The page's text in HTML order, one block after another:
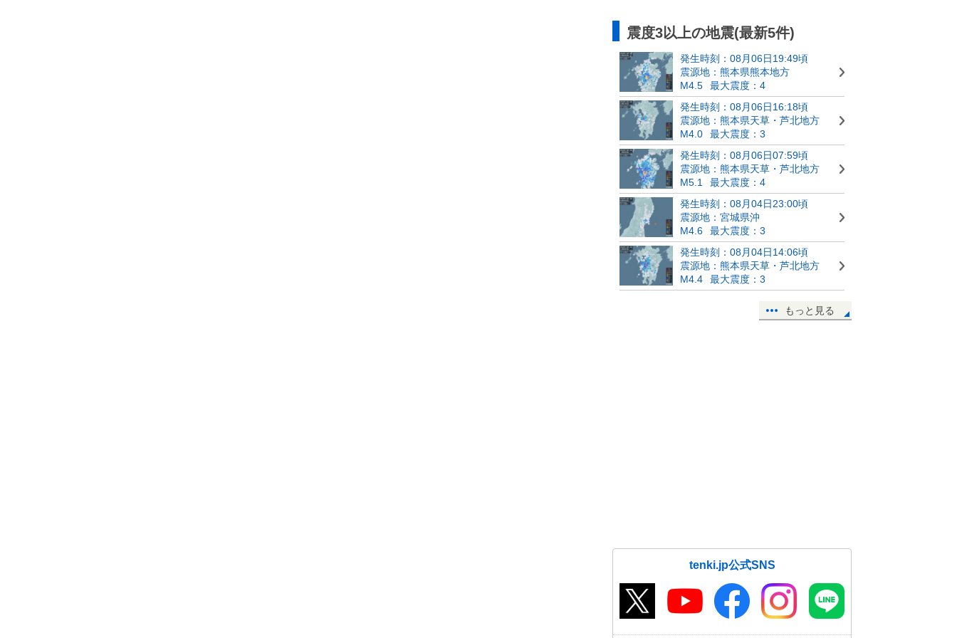
震度3以上の地震(最新5件)
発生時刻：08月06日19:49頃
震源地：熊本県熊本地方
M4.5
最大震度：4
発生時刻：08月06日16:18頃
震源地：熊本県天草・芦北地方
M4.0
最大震度：3
発生時刻：08月06日07:59頃
震源地：熊本県天草・芦北地方
M5.1
最大震度：4
発生時刻：08月04日23:00頃
震源地：宮城県沖
M4.6
最大震度：3
発生時刻：08月04日14:06頃
震源地：熊本県天草・芦北地方
M4.4
最大震度：3
もっと見る
tenki.jp公式SNS